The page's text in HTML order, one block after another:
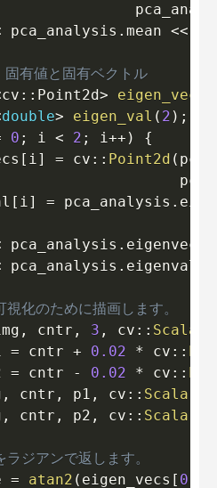
pca_analysis . mean <<
値と固有ベクトル
cv :: Point2d> eigen_vecs
double> eigen_val ( 2 ) ;
0 ; i < 2 ; i++ )
{
[ i] = cv :: Point2d (
[ i] = pca_analysis .
pca_analysis .
pca_analysis .
化のために描画します。
, cntr , 3 , cv :: Scalar
= cntr + 0.02 * cv ::
= cntr - 0.02 * cv ::
, cntr , p1 , cv :: Scalar
, cntr , p2 , cv :: Scalar
ジアンで返します。
= atan2 ( eigen_vecs [ 0